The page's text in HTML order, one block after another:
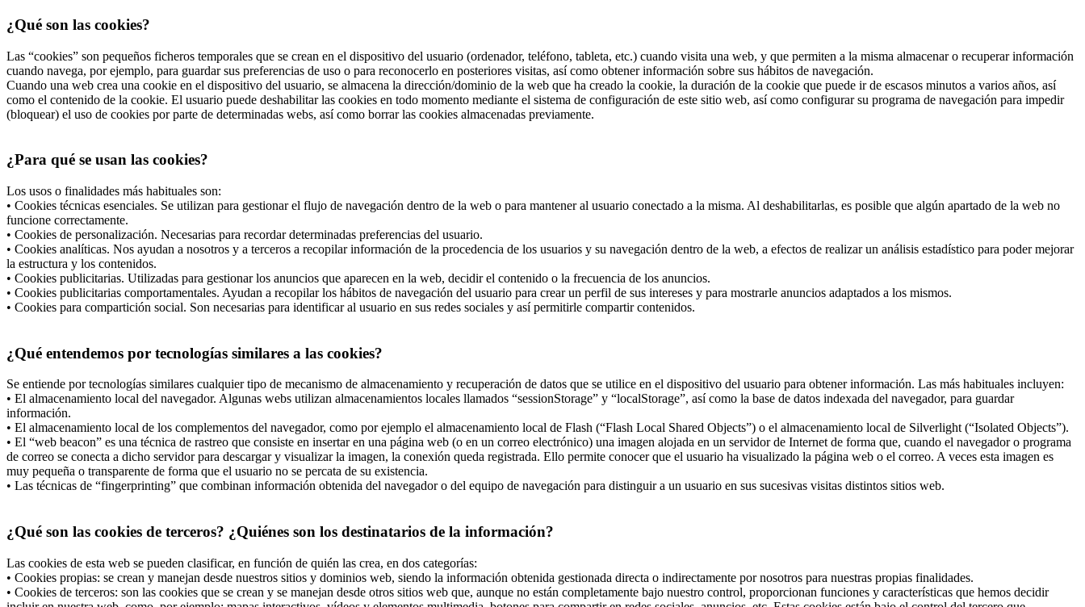
¿Qué son las cookies?
Las “cookies” son pequeños ficheros temporales que se crean en el dispositivo del usuario (ordenador, teléfono, tableta, etc.) cuando visita una web, y que permiten a la misma almacenar o recuperar información
cuando navega, por ejemplo, para guardar sus preferencias de uso o para reconocerlo en posteriores visitas, así como obtener información sobre sus hábitos de navegación.
Cuando una web crea una cookie en el dispositivo del usuario, se almacena la dirección/dominio de la web que ha creado la cookie, la duración de la cookie que puede ir de escasos minutos a varios años, así
como el contenido de la cookie. El usuario puede deshabilitar las cookies en todo momento mediante el sistema de configuración de este sitio web, así como configurar su programa de navegación para impedir
(bloquear) el uso de cookies por parte de determinadas webs, así como borrar las cookies almacenadas previamente.
¿Para qué se usan las cookies?
Los usos o finalidades más habituales son:
• Cookies técnicas esenciales. Se utilizan para gestionar el flujo de navegación dentro de la web o para mantener al usuario conectado a la misma. Al deshabilitarlas, es posible que algún apartado de la web no
funcione correctamente.
• Cookies de personalización. Necesarias para recordar determinadas preferencias del usuario.
• Cookies analíticas. Nos ayudan a nosotros y a terceros a recopilar información de la procedencia de los usuarios y su navegación dentro de la web, a efectos de realizar un análisis estadístico para poder mejorar
la estructura y los contenidos.
• Cookies publicitarias. Utilizadas para gestionar los anuncios que aparecen en la web, decidir el contenido o la frecuencia de los anuncios.
• Cookies publicitarias comportamentales. Ayudan a recopilar los hábitos de navegación del usuario para crear un perfil de sus intereses y para mostrarle anuncios adaptados a los mismos.
• Cookies para compartición social. Son necesarias para identificar al usuario en sus redes sociales y así permitirle compartir contenidos.
¿Qué entendemos por tecnologías similares a las cookies?
Se entiende por tecnologías similares cualquier tipo de mecanismo de almacenamiento y recuperación de datos que se utilice en el dispositivo del usuario para obtener información. Las más habituales incluyen:
• El almacenamiento local del navegador. Algunas webs utilizan almacenamientos locales llamados “sessionStorage” y “localStorage”, así como la base de datos indexada del navegador, para guardar
información.
• El almacenamiento local de los complementos del navegador, como por ejemplo el almacenamiento local de Flash (“Flash Local Shared Objects”) o el almacenamiento local de Silverlight (“Isolated Objects”).
• El “web beacon” es una técnica de rastreo que consiste en insertar en una página web (o en un correo electrónico) una imagen alojada en un servidor de Internet de forma que, cuando el navegador o programa
de correo se conecta a dicho servidor para descargar y visualizar la imagen, la conexión queda registrada. Ello permite conocer que el usuario ha visualizado la página web o el correo. A veces esta imagen es
muy pequeña o transparente de forma que el usuario no se percata de su existencia.
• Las técnicas de “fingerprinting” que combinan información obtenida del navegador o del equipo de navegación para distinguir a un usuario en sus sucesivas visitas distintos sitios web.
¿Qué son las cookies de terceros? ¿Quiénes son los destinatarios de la información?
Las cookies de esta web se pueden clasificar, en función de quién las crea, en dos categorías:
• Cookies propias: se crean y manejan desde nuestros sitios y dominios web, siendo la información obtenida gestionada directa o indirectamente por nosotros para nuestras propias finalidades.
• Cookies de terceros: son las cookies que se crean y se manejan desde otros sitios web que, aunque no están completamente bajo nuestro control, proporcionan funciones y características que hemos decidir